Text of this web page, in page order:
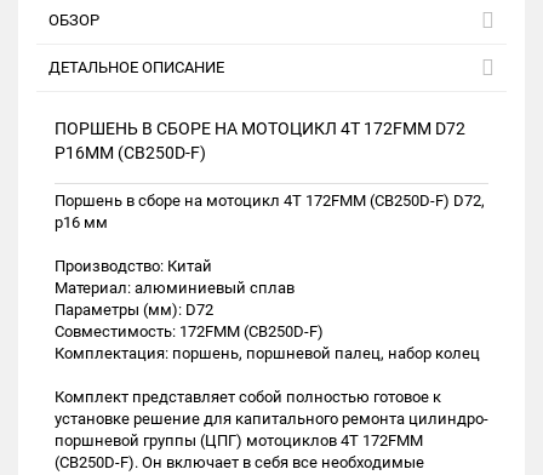
ОБЗОР
ДЕТАЛЬНОЕ ОПИСАНИЕ
ПОРШЕНЬ В СБОРЕ НА МОТОЦИКЛ 4Т 172FMM D72
P16MM (CB250D-F)
Поршень в сборе на мотоцикл 4Т 172FMM (CB250D-F) D72,
p16 мм
Производство: Китай
Материал: алюминиевый сплав
Параметры (мм): D72
Совместимость: 172FMM (CB250D-F)
Комплектация: поршень, поршневой палец, набор колец
Комплект представляет собой полностью готовое к
установке решение для капитального ремонта цилиндро-
поршневой группы (ЦПГ) мотоциклов 4Т 172FMM
(CB250D-F). Он включает в себя все необходимые